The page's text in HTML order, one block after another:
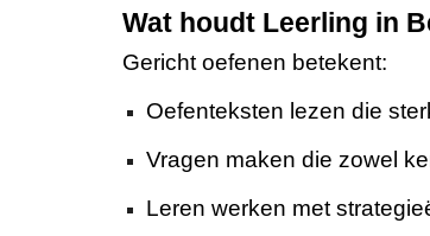
Wat houdt Leerling in
Gericht oefenen betekent:
Oefenteksten lezen die
Vragen maken die zowel
Leren werken met